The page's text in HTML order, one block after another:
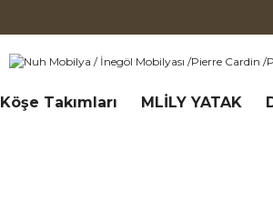
Köşe Takımları MLİLY YATAK